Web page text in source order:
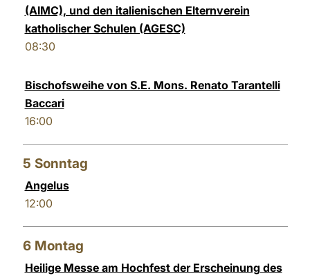
(AIMC), und den italienischen Elternverein
katholischer Schulen (AGESC)
08:30
Bischofsweihe von S.E. Mons. Renato Tarantelli
Baccari
16:00
5 Sonntag
Angelus
12:00
6 Montag
Heilige Messe am Hochfest der Erscheinung des